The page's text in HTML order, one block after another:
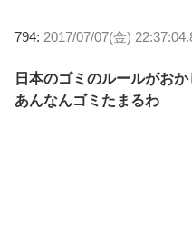
794: 2017/07/07(金)
日本のゴミのルールがおか
あんなんゴミたまるわ